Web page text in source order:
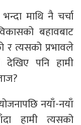
माथि नै चर्चा
विकासको बहावबाट
र त्यसको प्रभावले
देखिए पनि हामी
नयाँ-नयाँ
हामी त्यसको